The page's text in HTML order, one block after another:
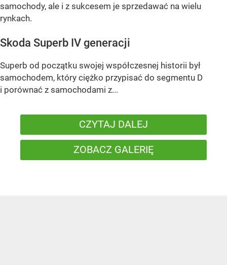
samochody, ale i z sukcesem je sprzedawać na wielu
rynkach.
Skoda Superb IV generacji
Superb od początku swojej współczesnej historii był
samochodem, który ciężko przypisać do segmentu D
i porównać z samochodami z...
CZYTAJ DALEJ
ZOBACZ GALERIĘ